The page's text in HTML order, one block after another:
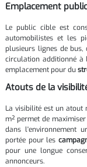
Emplacement
Le public cible est
automobilistes et les
plusieurs lignes de
circulation additionné à
emplacement pour du
Atouts de la
La visibilité est un atout
m² permet de
dans l'environnement
portée pour les
pour une longue
annonceurs.